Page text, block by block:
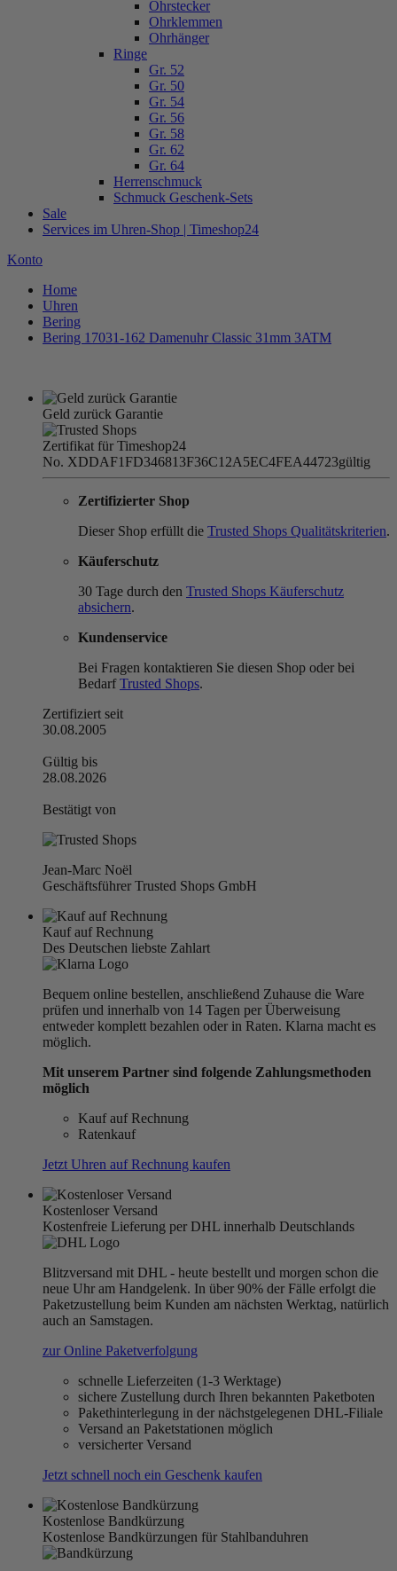
Ohrstecker
Ohrklemmen
Ohrhänger
Ringe
Gr. 52
Gr. 50
Gr. 54
Gr. 56
Gr. 58
Gr. 62
Gr. 64
Herrenschmuck
Schmuck Geschenk-Sets
Sale
Services im Uhren-Shop | Timeshop24
Konto
Home
Uhren
Bering
Bering 17031-162 Damenuhr Classic 31mm 3ATM
Geld zurück Garantie
Zertifikat für Timeshop24
No. XDDAF1FD346813F36C12A5EC4FEA44723gültig
Zertifizierter Shop
Dieser Shop erfüllt die Trusted Shops Qualitätskriterien.
Käuferschutz
30 Tage durch den Trusted Shops Käuferschutz
absichern.
Kundenservice
Bei Fragen kontaktieren Sie diesen Shop oder bei
BedarfTrusted Shops.
Zertifiziert seit
30.08.2005
Gültig bis
28.08.2026
Bestätigt von
Jean-Marc Noël
Geschäftsführer Trusted Shops GmbH
Kauf auf Rechnung
Des Deutschen liebste Zahlart
Bequem online bestellen, anschließend Zuhause die Ware
prüfen und innerhalb von 14 Tagen per Überweisung
entweder komplett bezahlen oder in Raten. Klarna macht es
möglich.
Mit unserem Partner sind folgende Zahlungsmethoden
möglich
Kauf auf Rechnung
Ratenkauf
Jetzt Uhren auf Rechnung kaufen
Kostenloser Versand
Kostenfreie Lieferung per DHL innerhalb Deutschlands
Blitzversand mit DHL - heute bestellt und morgen schon die
neue Uhr am Handgelenk. In über 90% der Fälle erfolgt die
Paketzustellung beim Kunden am nächsten Werktag, natürlich
auch an Samstagen.
zur Online Paketverfolgung
schnelle Lieferzeiten (1-3 Werktage)
sichere Zustellung durch Ihren bekannten Paketboten
Pakethinterlegung in der nächstgelegenen DHL-Filiale
Versand an Paketstationen möglich
versicherter Versand
Jetzt schnell noch ein Geschenk kaufen
Kostenlose Bandkürzung
Kostenlose Bandkürzungen für Stahlbanduhren